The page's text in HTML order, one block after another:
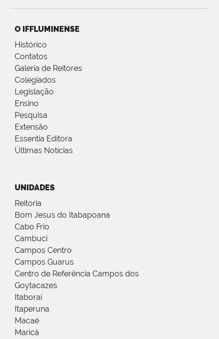
O IFFLUMINENSE
Histórico
Contatos
Galeria de Reitores
Colegiados
Legislação
Ensino
Pesquisa
Extensão
Essentia Editora
Últimas Notícias
UNIDADES
Reitoria
Bom Jesus do Itabapoana
Cabo Frio
Cambuci
Campos Centro
Campos Guarus
Centro de Referência Campos dos
Goytacazes
Itaboraí
Itaperuna
Macaé
Maricá